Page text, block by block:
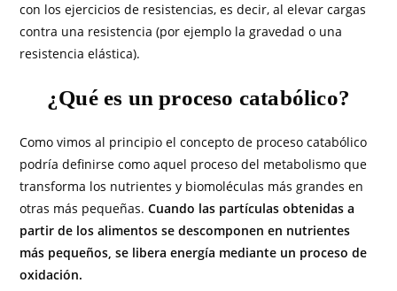
con los ejercicios de resistencias, es decir, al elevar cargas
contra una resistencia (por ejemplo la gravedad o una
resistencia elástica).
¿Qué es un proceso catabólico?
Como vimos al principio el concepto de proceso catabólico
podría definirse como aquel proceso del metabolismo que
transforma los nutrientes y biomoléculas más grandes en
otras más pequeñas.Cuando las partículas obtenidas a
partir de los alimentos se descomponen en nutrientes
más pequeños, se libera energía mediante un proceso de
oxidación.